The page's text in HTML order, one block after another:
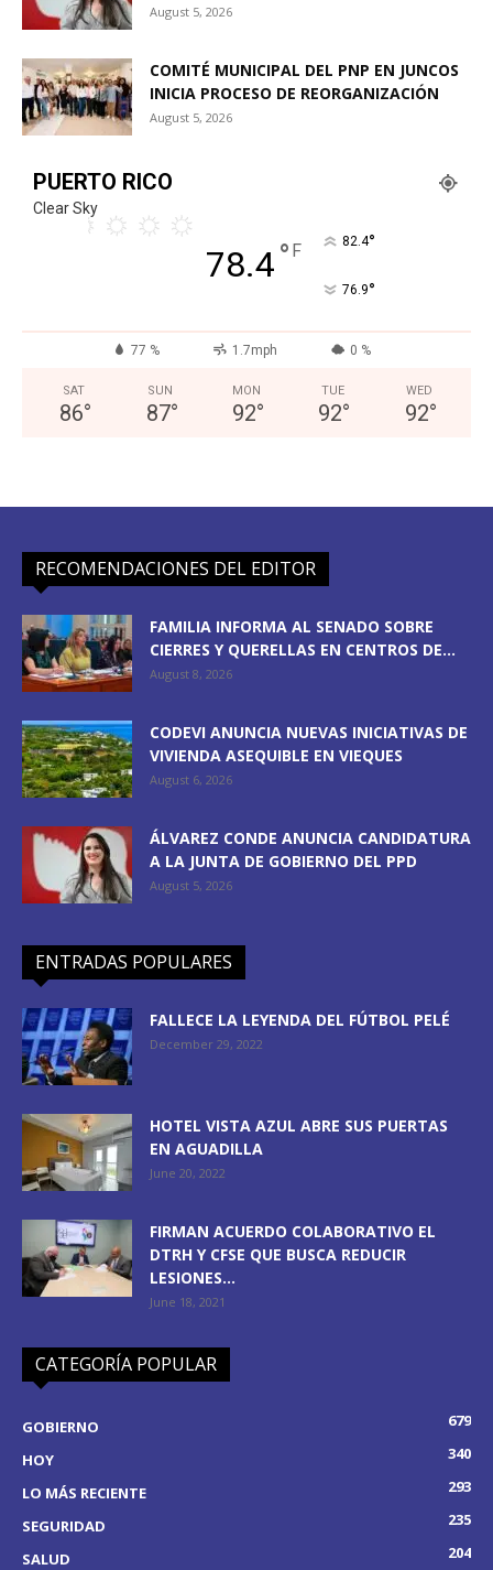
August 5, 2026
COMITÉ MUNICIPAL DEL PNP EN JUNCOS
INICIA PROCESO DE REORGANIZACIÓN
August 5, 2026
PUERTO RICO
Clear Sky
78.4° F 82.4°
76.9°
77 % 1.7mph 0 %
SAT
86°
SUN
87°
MON
92°
TUE
92°
WED
92°
RECOMENDACIONES DEL EDITOR
FAMILIA INFORMA AL SENADO SOBRE
CIERRES Y QUERELLAS EN CENTROS DE...
August 8, 2026
CODEVI ANUNCIA NUEVAS INICIATIVAS DE
VIVIENDA ASEQUIBLE EN VIEQUES
August 6, 2026
ÁLVAREZ CONDE ANUNCIA CANDIDATURA
A LA JUNTA DE GOBIERNO DEL PPD
August 5, 2026
ENTRADAS POPULARES
FALLECE LA LEYENDA DEL FÚTBOL PELÉ
December 29, 2022
HOTEL VISTA AZUL ABRE SUS PUERTAS
EN AGUADILLA
June 20, 2022
FIRMAN ACUERDO COLABORATIVO EL
DTRH Y CFSE QUE BUSCA REDUCIR
LESIONES...
June 18, 2021
CATEGORÍA POPULAR
GOBIERNO
679
HOY
340
LO MÁS RECIENTE
293
SEGURIDAD
235
SALUD
204